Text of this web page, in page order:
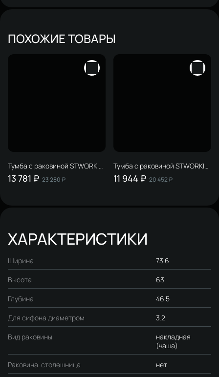
ПОХОЖИЕ ТОВАРЫ
Тумба с раковиной STWORKI
Мурманск 70 (FR2)
подвесная, белая
13 781 ₽ 23 280 ₽
Тумба с раковиной STWORKI
Мурманск 60 (FR2)
подвесная, антрацит
11 944 ₽ 20 452 ₽
ХАРАКТЕРИСТИКИ
Ширина 73.6
Высота 63
Глубина 46.5
Для сифона диаметром 3.2
Вид раковины
накладная
(чаша)
Раковина-столешница нет